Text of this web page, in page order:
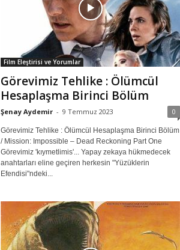
Film Eleştirisi ve Yorumlar
Görevimiz Tehlike : Ölümcül
Hesaplaşma Birinci Bölüm
Şenay Aydemir - 9 Temmuz 2023 0
Görevimiz Tehlike : Ölümcül Hesaplaşma Birinci Bölüm
/ Mission: Impossible – Dead Reckoning Part One
Görevimiz 'kıymetlimis'... Yapay zekaya hükmedecek
anahtarları eline geçiren herkesin "Yüzüklerin
Efendisi"ndeki...